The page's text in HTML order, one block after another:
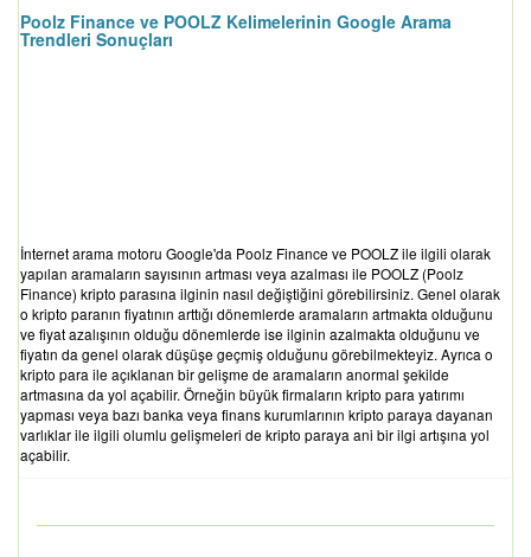
Poolz Finance ve POOLZ Kelimelerinin Google Arama
Trendleri Sonuçları
İnternet arama motoru Google'da Poolz Finance ve POOLZ ile ilgili olarak
yapılan aramaların sayısının artması veya azalması ile POOLZ (Poolz
Finance) kripto parasına ilginin nasıl değiştiğini görebilirsiniz. Genel olarak
o kripto paranın fiyatının arttığı dönemlerde aramaların artmakta olduğunu
ve fiyat azalışının olduğu dönemlerde ise ilginin azalmakta olduğunu ve
fiyatın da genel olarak düşüşe geçmiş olduğunu görebilmekteyiz. Ayrıca o
kripto para ile açıklanan bir gelişme de aramaların anormal şekilde
artmasına da yol açabilir. Örneğin büyük firmaların kripto para yatırımı
yapması veya bazı banka veya finans kurumlarının kripto paraya dayanan
varlıklar ile ilgili olumlu gelişmeleri de kripto paraya ani bir ilgi artışına yol
açabilir.